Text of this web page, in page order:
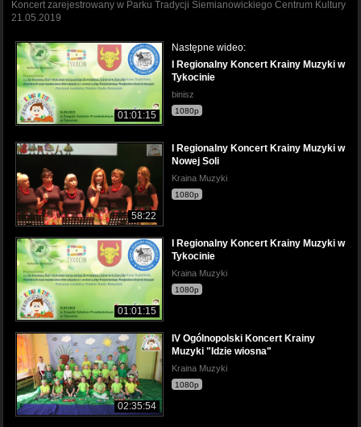
Koncert zarejestrowany w Parku Tradycji Siemianowickiego Centrum Kultury
21.05.2019
01:01:15
Następne wideo:
I Regionalny Koncert Krainy Muzyki w
Tykocinie
binisz
1080p
58:22
I Regionalny Koncert Krainy Muzyki w
Nowej Soli
Kraina Muzyki
1080p
01:01:15
I Regionalny Koncert Krainy Muzyki w
Tykocinie
Kraina Muzyki
1080p
02:35:54
IV Ogólnopolski Koncert Krainy
Muzyki "Idzie wiosna"
Kraina Muzyki
1080p